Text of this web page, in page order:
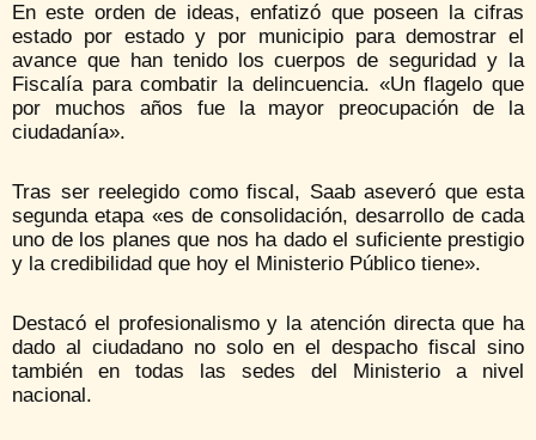
En este orden de ideas, enfatizó que poseen la cifras
estado por estado y por municipio para demostrar el
avance que han tenido los cuerpos de seguridad y la
Fiscalía para combatir la delincuencia. «Un flagelo que
por muchos años fue la mayor preocupación de la
ciudadanía».
Tras ser reelegido como fiscal, Saab aseveró que esta
segunda etapa «es de consolidación, desarrollo de cada
uno de los planes que nos ha dado el suficiente prestigio
y la credibilidad que hoy el Ministerio Público tiene».
Destacó el profesionalismo y la atención directa que ha
dado al ciudadano no solo en el despacho fiscal sino
también en todas las sedes del Ministerio a nivel
nacional.